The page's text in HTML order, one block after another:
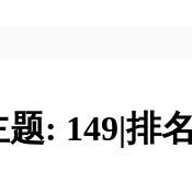
题: 149|排